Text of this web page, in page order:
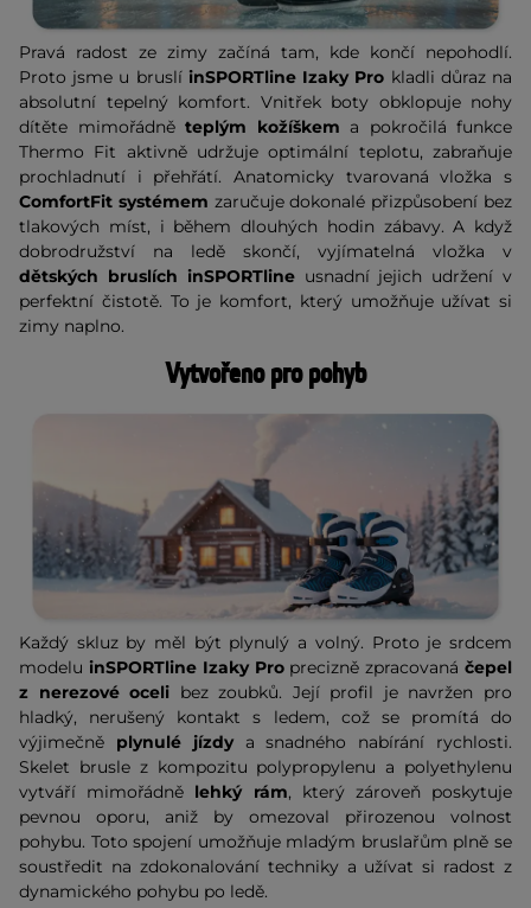
Pravá radost ze zimy začíná tam, kde končí nepohodlí.
Proto jsme u bruslí inSPORTline Izaky Pro kladli důraz na
absolutní tepelný komfort. Vnitřek boty obklopuje nohy
dítěte mimořádně teplým kožíškem a pokročilá funkce
Thermo Fit aktivně udržuje optimální teplotu, zabraňuje
prochladnutí i přehřátí. Anatomicky tvarovaná vložka s
ComfortFit systémem zaručuje dokonalé přizpůsobení bez
tlakových míst, i během dlouhých hodin zábavy. A když
dobrodružství na ledě skončí, vyjímatelná vložka v
dětských bruslích inSPORTlineusnadní jejich udržení v
perfektní čistotě. To je komfort, který umožňuje užívat si
zimy naplno.
Vytvořeno pro pohyb
Každý skluz by měl být plynulý a volný. Proto je srdcem
modelu inSPORTline Izaky Proprecizně zpracovanáčepel
z nerezové oceli bez zoubků. Její profil je navržen pro
hladký, nerušený kontakt s ledem, což se promítá do
výjimečně plynulé jízdya snadného nabírání rychlosti.
Skelet brusle z kompozitu polypropylenu a polyethylenu
vytváří mimořádně lehký rám, který zároveň poskytuje
pevnou oporu, aniž by omezoval přirozenou volnost
pohybu. Toto spojení umožňuje mladým bruslařům plně se
soustředit na zdokonalování techniky a užívat si radost z
dynamického pohybu po ledě.